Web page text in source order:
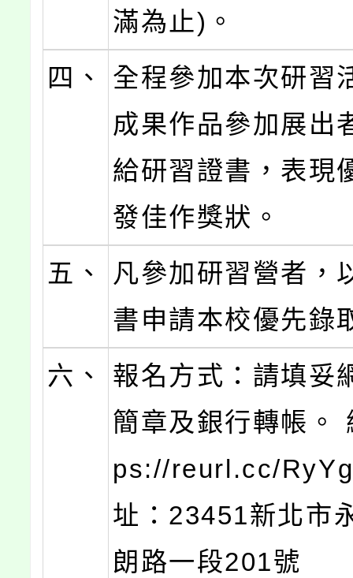
滿為止)。
四、
全程參加本次研習
成果作品參加展出
給研習證書，表現
發佳作獎狀。
五、
凡參加研習營者，
書申請本校優先錄
六、
報名方式：請填妥
簡章及銀行轉帳。
ps://reurl.cc/
址：23451新北市
朗路一段201號